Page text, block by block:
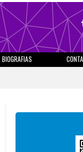
BIOGRAFIAS